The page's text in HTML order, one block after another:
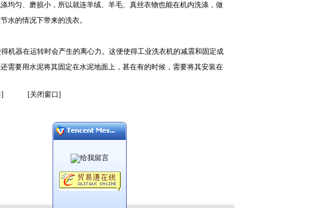
均匀、磨损小，所以就连羊绒、羊毛、真丝衣物也能在机内洗涤，做
水的情况下带来的洗衣。
机器在运转时会产生的离心力。这便使得工业洗衣机的减震和固定成
需要用水泥将其固定在水泥地面上，甚在有的时候，需要将其安装在
[关闭窗口]